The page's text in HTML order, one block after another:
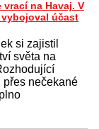
na Havaj. V
účast
si zajistil
světa na
přes nečekané